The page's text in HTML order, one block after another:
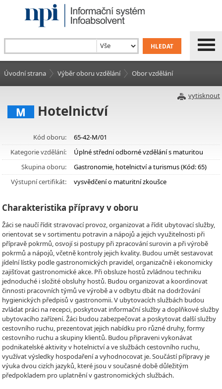
Úvodní strana Výběr oboru vzdělání Obor vzdělání
vytisknout
M Hotelnictví
Kód oboru:
65-42-M/01
Kategorie vzdělání:
Úplné střední odborné vzdělání s maturitou
Skupina oboru:
Gastronomie, hotelnictví a turismus (Kód: 65)
Výstupní certifikát:
vysvědčení o maturitní zkoušce
Charakteristika přípravy v oboru
Žáci se naučí řídit stravovací provoz, organizovat a řídit ubytovací služby,
orientovat se v sortimentu potravin a nápojů a jejich využitelnosti při
přípravě pokrmů, osvojí si postupy při zpracování surovin a při výrobě
pokrmů a nápojů, včetně kontroly jejich kvality. Budou umět sestavovat
jídelní lístky podle gastronomických pravidel, organizačně i ekonomicky
zajišťovat gastronomické akce. Při obsluze hostů zvládnou techniku
jednoduché i složité obsluhy hostů. Budou organizovat a koordinovat
činnosti pracovních týmů ve výrobě a v odbytu dbát na dodržování
hygienických předpisů v gastronomii. V ubytovacích službách budou
zvládat práci na recepci, poskytovat informační služby a doplňkové služby
ubytovacího zařízení. Žáci budou zabezpečovat a poskytovat další služby
cestovního ruchu, prezentovat jejich nabídku pro různé druhy, formy
cestovního ruchu a skupiny klientů. Budou připraveni vykonávat
podnikatelské aktivity v hotelnictví a ve službách cestovního ruchu,
využívat výsledky hospodaření a vyhodnocovat je. Součástí přípravy je
výuka dvou cizích jazyků, které jsou v současné době důležitým
předpokladem pro uplatnění v gastronomických službách.